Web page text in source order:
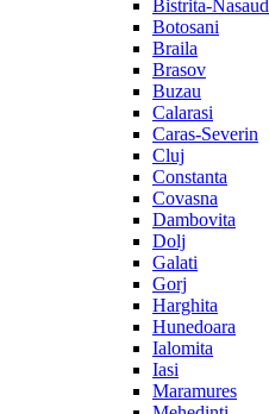
Bistrita-Nasaud
Botosani
Braila
Brasov
Buzau
Calarasi
Caras-Severin
Cluj
Constanta
Covasna
Dambovita
Dolj
Galati
Gorj
Harghita
Hunedoara
Ialomita
Iasi
Maramures